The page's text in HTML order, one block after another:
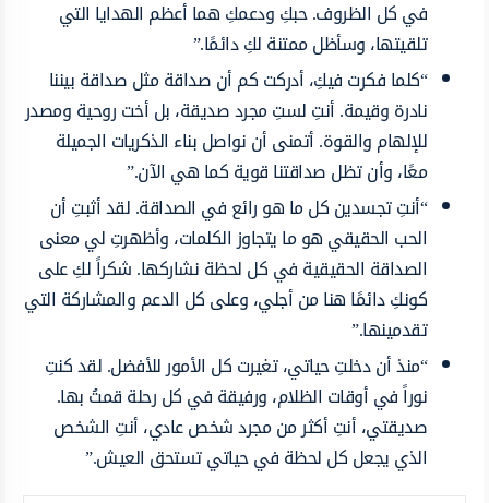
في كل الظروف. حبكِ ودعمكِ هما أعظم الهدايا التي
تلقيتها، وسأظل ممتنة لكِ دائمًا.”
“كلما فكرت فيكِ، أدركت كم أن صداقة مثل صداقة بيننا
نادرة وقيمة. أنتِ لستِ مجرد صديقة، بل أخت روحية ومصدر
للإلهام والقوة. أتمنى أن نواصل بناء الذكريات الجميلة
معًا، وأن تظل صداقتنا قوية كما هي الآن.”
“أنتِ تجسدين كل ما هو رائع في الصداقة. لقد أثبتِ أن
الحب الحقيقي هو ما يتجاوز الكلمات، وأظهرتِ لي معنى
الصداقة الحقيقية في كل لحظة نشاركها. شكراً لكِ على
كونكِ دائمًا هنا من أجلي، وعلى كل الدعم والمشاركة التي
تقدمينها.”
“منذ أن دخلتِ حياتي، تغيرت كل الأمور للأفضل. لقد كنتِ
نوراً في أوقات الظلام، ورفيقة في كل رحلة قمتُ بها.
صديقتي، أنتِ أكثر من مجرد شخص عادي، أنتِ الشخص
الذي يجعل كل لحظة في حياتي تستحق العيش.”